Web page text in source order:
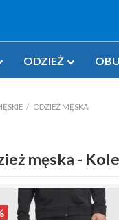
ODZIEŻ
/ ODZIEŻ MĘSKA
męska -